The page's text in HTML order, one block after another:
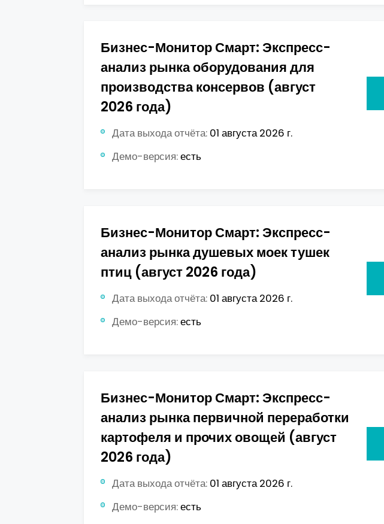
Бизнес-Монитор Смарт: Экспресс-
анализ рынка оборудования для
производства консервов (август
2026 года)
Дата выхода отчёта: 01 августа 2026 г.
Демо-версия:есть
Бизнес-Монитор Смарт: Экспресс-
анализ рынка душевых моек тушек
птиц (август 2026 года)
Дата выхода отчёта: 01 августа 2026 г.
Демо-версия:есть
Бизнес-Монитор Смарт: Экспресс-
анализ рынка первичной переработки
картофеля и прочих овощей (август
2026 года)
Дата выхода отчёта: 01 августа 2026 г.
Демо-версия:есть